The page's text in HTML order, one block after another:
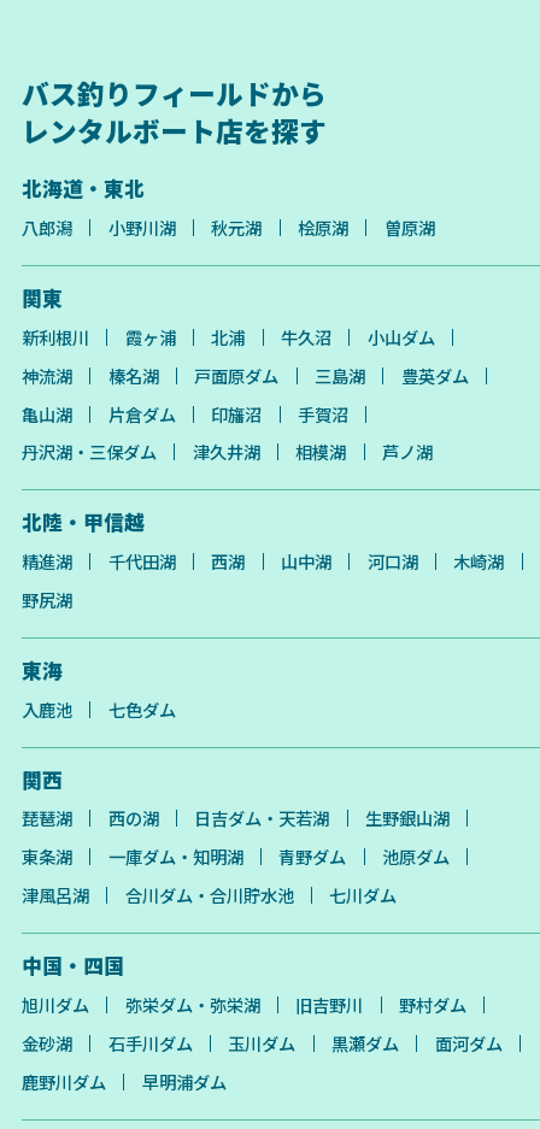
バス釣りフィールドから
レンタルボート店を探す
北海道・東北
八郎潟 小野川湖 秋元湖 桧原湖 曽原湖
関東
新利根川 霞ヶ浦 北浦 牛久沼
小山ダム
神流湖
榛名湖 戸面原ダム 三島湖
豊英ダム
亀山湖
片倉ダム 印旛沼
手賀沼
丹沢湖・三保ダム
津久井湖 相模湖 芦ノ湖
北陸・甲信越
精進湖 千代田湖 西湖 山中湖 河口湖
木崎湖
野尻湖
東海
入鹿池 七色ダム
関西
琵琶湖 西の湖 日吉ダム・天若湖
生野銀山湖
東条湖
一庫ダム・知明湖 青野ダム
池原ダム
津風呂湖
合川ダム・合川貯水池 七川ダム
中国・四国
旭川ダム 弥栄ダム・弥栄湖 旧吉野川
野村ダム
金砂湖
石手川ダム 玉川ダム 黒瀬ダム
面河ダム
鹿野川ダム
早明浦ダム